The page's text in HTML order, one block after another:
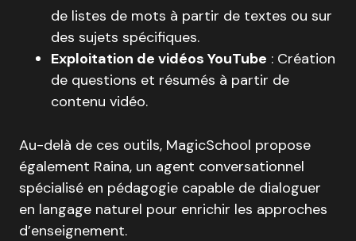
de listes de mots à partir de textes ou sur
des sujets spécifiques.
Exploitation de vidéos YouTube : Création
de questions et résumés à partir de
contenu vidéo.
Au-delà de ces outils, MagicSchool propose
également Raina, un agent conversationnel
spécialisé en pédagogie capable de dialoguer
en langage naturel pour enrichir les approches
d’enseignement.